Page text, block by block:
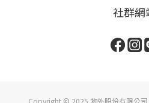
社群網
Copyright © 2025 物外股份有限公司